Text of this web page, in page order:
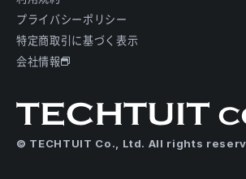
プライバシーポリシー
特定商取引に基づく表示
会社情報
© TECHTUIT Co., Ltd. All rights